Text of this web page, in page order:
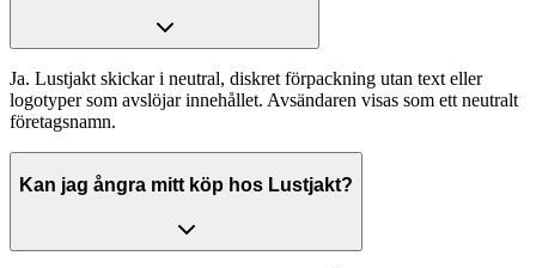
Ja. Lustjakt skickar i neutral, diskret förpackning utan text eller
logotyper som avslöjar innehållet. Avsändaren visas som ett neutralt
företagsnamn.
Kan jag ångra mitt köp hos Lustjakt?